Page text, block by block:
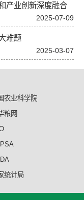
产业创新深度融合
2025-07-09
难题
2025-03-07
农业科学院
粮网
统计局